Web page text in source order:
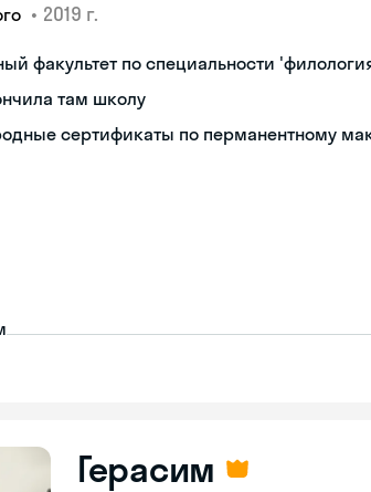
• 2019 г.
факультет по специальности
там школу
сертификаты по перманентному
Герасим